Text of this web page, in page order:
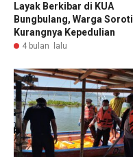
Layak Berkibar di KUA
Bungbulang, Warga Soroti
Kurangnya Kepedulian
4 bulan lalu